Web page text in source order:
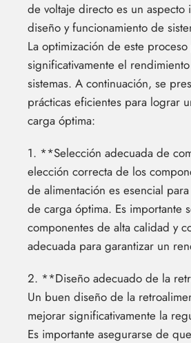
de voltaje directo es un aspecto
diseño y funcionamiento de
La optimización de este
significativamente el
sistemas. A continuación, se
prácticas eficientes para lograr
carga óptima:
1. **Selección adecuada de
elección correcta de los
de alimentación es esencial
de carga óptima. Es importante
componentes de alta calidad y
adecuada para garantizar un
2. **Diseño adecuado de la
Un buen diseño de la
mejorar significativamente la
Es importante asegurarse de